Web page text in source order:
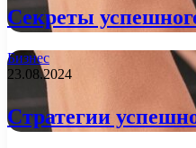
Секреты
Бизнес
23.08.2024
Стратегии